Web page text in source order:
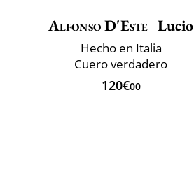
Alfonso D'Este Lucio
Hecho en Italia
Cuero verdadero
120€00